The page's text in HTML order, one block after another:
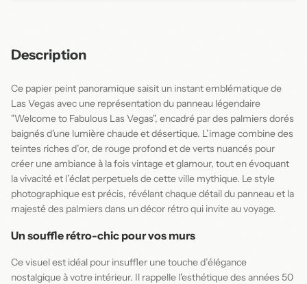
Description
Ce papier peint panoramique saisit un instant emblématique de
Las Vegas avec une représentation du panneau légendaire
"Welcome to Fabulous Las Vegas", encadré par des palmiers dorés
baignés d'une lumière chaude et désertique. L’image combine des
teintes riches d’or, de rouge profond et de verts nuancés pour
créer une ambiance à la fois vintage et glamour, tout en évoquant
la vivacité et l’éclat perpetuels de cette ville mythique. Le style
photographique est précis, révélant chaque détail du panneau et la
majesté des palmiers dans un décor rétro qui invite au voyage.
Un souffle rétro-chic pour vos murs
Ce visuel est idéal pour insuffler une touche d’élégance
nostalgique à votre intérieur. Il rappelle l'esthétique des années 50